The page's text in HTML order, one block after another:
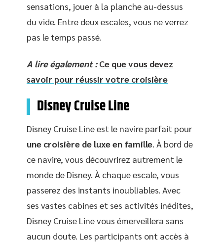
sensations, jouer à la planche au-dessus
du vide. Entre deux escales, vous ne verrez
pas le temps passé.
A lire également : Ce que vous devez
savoir pour réussir votre croisière
Disney Cruise Line
Disney Cruise Line est le navire parfait pour
une croisière de luxe en famille . À bord de
ce navire, vous découvrirez autrement le
monde de Disney. À chaque escale, vous
passerez des instants inoubliables. Avec
ses vastes cabines et ses activités inédites,
Disney Cruise Line vous émerveillera sans
aucun doute. Les participants ont accès à